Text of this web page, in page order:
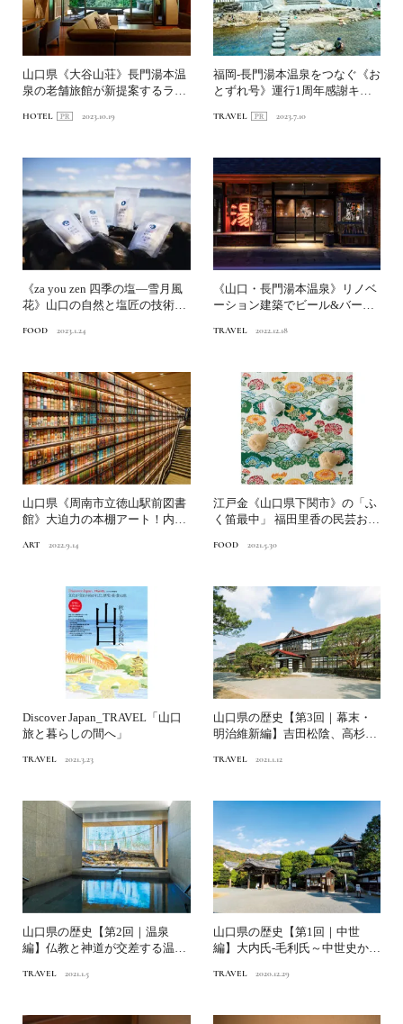
山口県《大谷山荘》長門湯本温
泉の老舗旅館が新提案するラグ
HOTEL 2023.10.19
福岡-長門湯本温泉をつなぐ《お
とずれ号》運行1周年感謝キャ
TRAVEL 2023.7.10
《za you zen 四季の塩―雪月風
花》山口の自然と塩匠の技術で
FOOD 2023.1.24
《山口・長門湯本温泉》リノベ
ーション建築でビール&バーと
TRAVEL 2022.12.18
山口県《周南市立徳山駅前図書
館》大迫力の本棚アート！内藤
ART 2022.9.14
江戸金《山口県下関市》の「ふ
く笛最中」 福田里香の民芸お菓
FOOD 2021.5.30
Discover Japan_TRAVEL「山口
旅と暮らしの間へ」
TRAVEL 2021.3.23
山口県の歴史【第3回｜幕末・
明治維新編】吉田松陰、高杉晋
TRAVEL 2021.1.12
山口県の歴史【第2回｜温泉
編】仏教と神道が交差する温泉
TRAVEL 2021.1.5
山口県の歴史【第1回｜中世
編】大内氏-毛利氏～中世史から
TRAVEL 2020.12.29